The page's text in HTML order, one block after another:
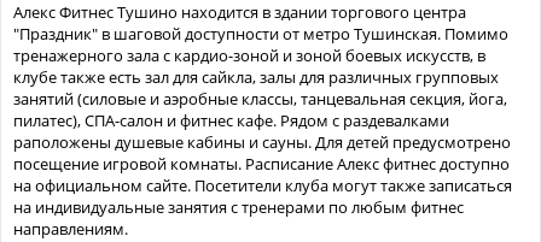
Алекс Фитнес Тушино находится в здании торгового центра
"Праздник" в шаговой доступности от метро Тушинская. Помимо
тренажерного зала с кардио-зоной и зоной боевых искусств, в
клубе также есть зал для сайкла, залы для различных групповых
занятий (силовые и аэробные классы, танцевальная секция, йога,
пилатес), СПА-салон и фитнес кафе. Рядом с раздевалками
раположены душевые кабины и сауны. Для детей предусмотрено
посещение игровой комнаты. Расписание Алекс фитнес доступно
на официальном сайте. Посетители клуба могут также записаться
на индивидуальные занятия с тренерами по любым фитнес
направлениям.